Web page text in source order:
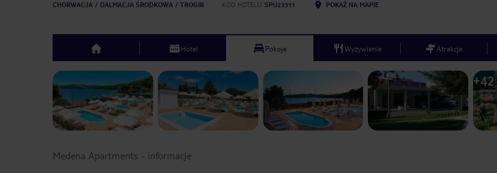
CHORWACJA DALMACJA ŚRODKOWA TROGIR KOD HOTELU SPU23511 POKAŻ NA MAPIE
top Hotel Pokoje Wyżywienie Atrakcje
+42
Medena Apartments - informacje